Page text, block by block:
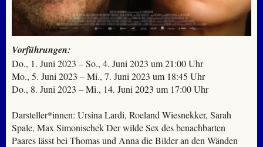
Vorführungen:
Do., 1. Juni 2023 – So., 4. Juni 2023 um 21:00 Uhr
Mo., 5. Juni 2023 – Mi., 7. Juni 2023 um 18:45 Uhr
Do., 8. Juni 2023 – Mi., 14. Juni 2023 um 17:00 Uhr
Darsteller*innen: Ursina Lardi, Roeland Wiesnekker, Sarah
Spale, Max Simonischek Der wilde Sex des benachbarten
Paares lässt bei Thomas und Anna die Bilder an den Wänden